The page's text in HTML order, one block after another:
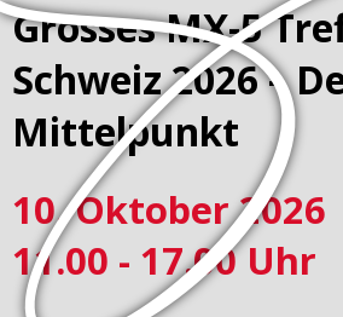
Grosses MX-5
Schweiz 2026 –
Mittelpunkt
10. Oktober 2026
11.00 - 17.00 Uhr